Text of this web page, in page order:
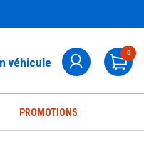
véhicule
0
PROMOTIONS